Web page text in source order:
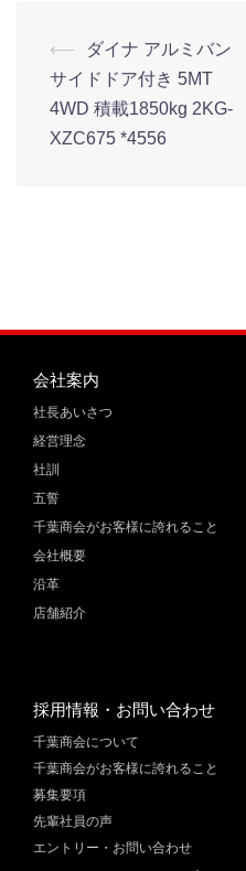
⟵
ダイナ アルミバン
サイドドア付き 5MT
4WD 積載1850kg 2KG-
XZC675 *4556
会社案内
社長あいさつ
経営理念
社訓
五誓
千葉商会がお客様に誇れること
会社概要
沿革
店舗紹介
採用情報・お問い合わせ
千葉商会について
千葉商会がお客様に誇れること​
募集要項
先輩社員の声
エントリー・お問い合わせ